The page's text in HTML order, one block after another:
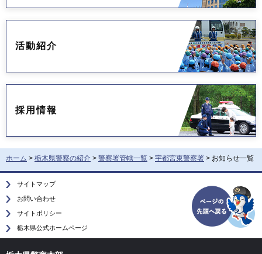
活動紹介
採用情報
ホーム > 栃木県警察の紹介 > 警察署管轄一覧 > 宇都宮東警察署 > お知らせ一覧
サイトマップ
お問い合わせ
サイトポリシー
栃木県公式ホームページ